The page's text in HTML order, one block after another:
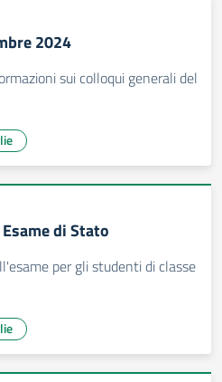
2024
sui colloqui generali del
di Stato
per gli studenti di classe